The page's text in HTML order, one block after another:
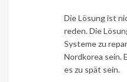
Die Lösung ist
reden. Die
Systeme zu
Nordkorea sein.
es zu spät sein.